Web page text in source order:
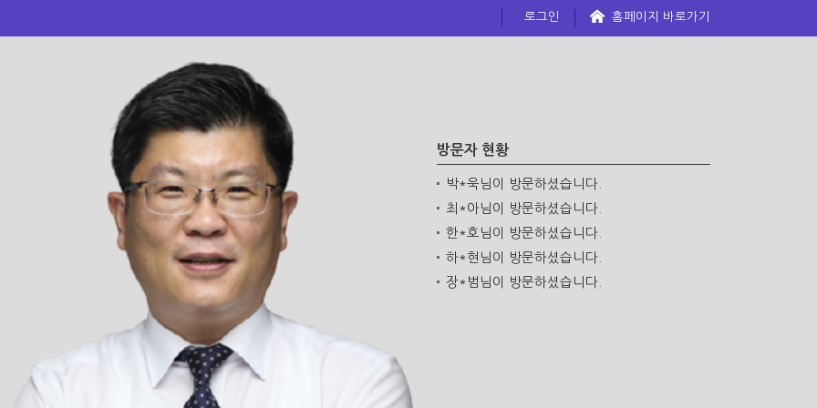
로그인 홈페이지 바로가기
방문자 현황
박*욱님이 방문하셨습니다.
최*아님이 방문하셨습니다.
한*호님이 방문하셨습니다.
하*현님이 방문하셨습니다.
장*범님이 방문하셨습니다.